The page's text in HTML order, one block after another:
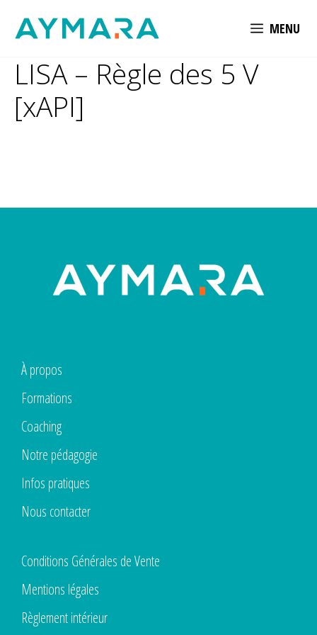
MENU
LISA – Règle des 5 V
[xAPI]
À propos
Formations
Coaching
Notre pédagogie
Infos pratiques
Nous contacter
Conditions Générales de Vente
Mentions légales
Règlement intérieur